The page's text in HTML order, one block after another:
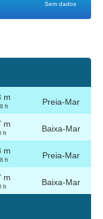
Sem dados
m
ft Preia-Mar
m
ft Baixa-Mar
m
ft Preia-Mar
m
ft Baixa-Mar